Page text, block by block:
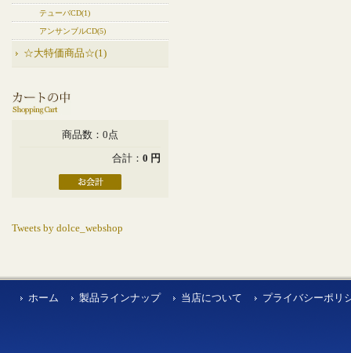
テューバCD(1)
アンサンブルCD(5)
☆大特価商品☆(1)
商品数：0点
合計： 0 円
Tweets by dolce_webshop
ホーム 製品ラインナップ 当店について プライバシーポリ